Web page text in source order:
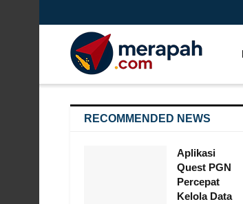
RECOMMENDED NEWS
Aplikasi
Quest PGN
Percepat
Kelola Data